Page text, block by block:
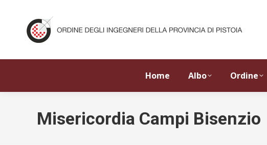
Home Albo Ordine
Misericordia Campi Bisenzio